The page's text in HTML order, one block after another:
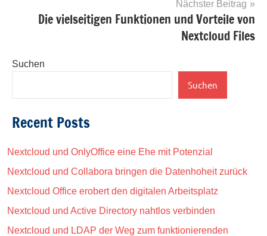
Nächster Beitrag
Die vielseitigen Funktionen und Vorteile von
Nextcloud Files
Suchen
Suchen
Recent Posts
Nextcloud und OnlyOffice eine Ehe mit Potenzial
Nextcloud und Collabora bringen die Datenhoheit zurück
Nextcloud Office erobert den digitalen Arbeitsplatz
Nextcloud und Active Directory nahtlos verbinden
Nextcloud und LDAP der Weg zum funktionierenden